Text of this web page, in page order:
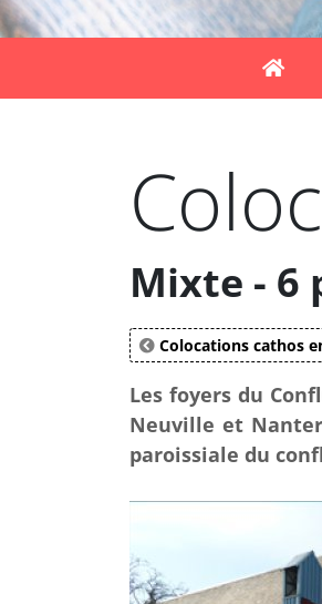
Mixte - 6
Colocations cathos
Les foyers du
Neuville et
paroissiale du